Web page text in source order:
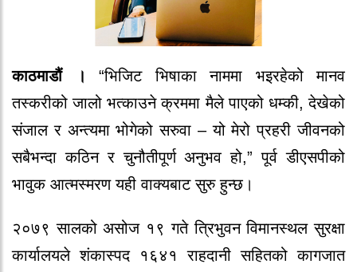
काठमाडौं ।
“भिजिट भिषाका नाममा भइरहेको मानव
तस्करीको जालो भत्काउने क्रममा मैले पाएको धम्की, देखेको
संजाल र अन्त्यमा भोगेको सरुवा – यो मेरो प्रहरी जीवनको
सबैभन्दा कठिन र चुनौतीपूर्ण अनुभव हो,” पूर्व डीएसपीको
भावुक आत्मस्मरण यही वाक्यबाट सुरु हुन्छ।
२०७९ सालको असोज १९ गते त्रिभुवन विमानस्थल सुरक्षा
कार्यालयले शंकास्पद १६४१ राहदानी सहितको कागजात